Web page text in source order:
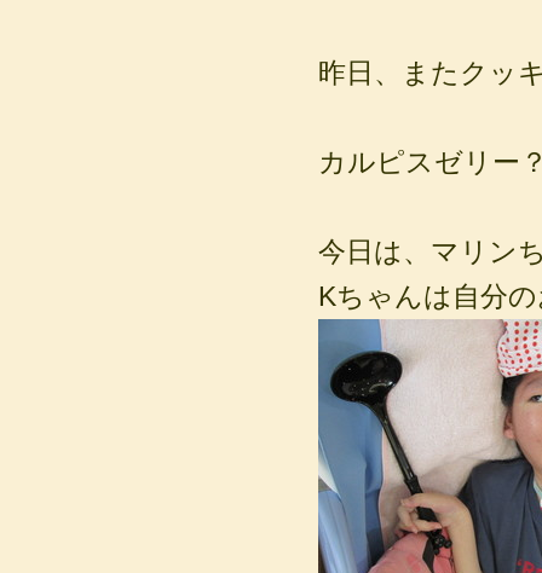
昨日、またクッ
カルピスゼリー
今日は、マリン
Kちゃんは自分